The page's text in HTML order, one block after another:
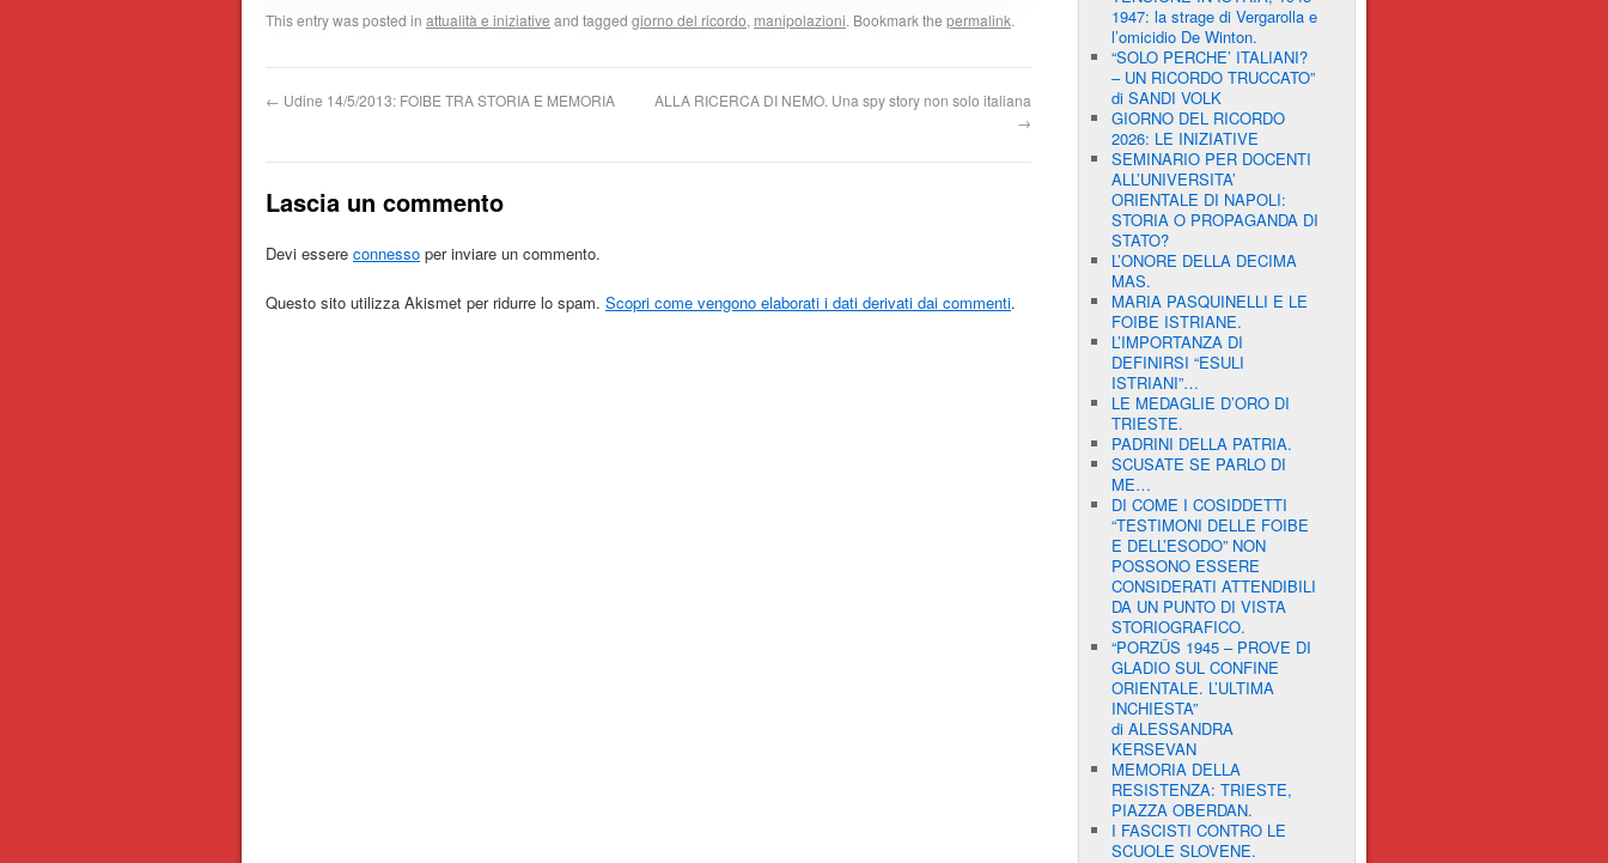
This entry was posted in attualità e iniziative and tagged giorno del ricordo, manipolazioni. Bookmark the permalink.
← Udine 14/5/2013: FOIBE TRA STORIA E MEMORIA
ALLA RICERCA DI NEMO. Una spy story non solo italiana
→
Lascia un commento
Devi essere connesso per inviare un commento.
Questo sito utilizza Akismet per ridurre lo spam. Scopri come vengono elaborati i dati derivati dai commenti.
1947: la strage di Vergarolla e
l’omicidio De Winton.
“SOLO PERCHE’ ITALIANI?
– UN RICORDO TRUCCATO”
di SANDI VOLK
GIORNO DEL RICORDO
2026: LE INIZIATIVE
SEMINARIO PER DOCENTI
ALL’UNIVERSITA’
ORIENTALE DI NAPOLI:
STORIA O PROPAGANDA DI
STATO?
L’ONORE DELLA DECIMA
MAS.
MARIA PASQUINELLI E LE
FOIBE ISTRIANE.
L’IMPORTANZA DI
DEFINIRSI “ESULI
ISTRIANI”…
LE MEDAGLIE D’ORO DI
TRIESTE.
PADRINI DELLA PATRIA.
SCUSATE SE PARLO DI
ME…
DI COME I COSIDDETTI
“TESTIMONI DELLE FOIBE
E DELL’ESODO” NON
POSSONO ESSERE
CONSIDERATI ATTENDIBILI
DA UN PUNTO DI VISTA
STORIOGRAFICO.
“PORZÛS 1945 – PROVE DI
GLADIO SUL CONFINE
ORIENTALE. L’ULTIMA
INCHIESTA”
di ALESSANDRA
KERSEVAN
MEMORIA DELLA
RESISTENZA: TRIESTE,
PIAZZA OBERDAN.
I FASCISTI CONTRO LE
SCUOLE SLOVENE.